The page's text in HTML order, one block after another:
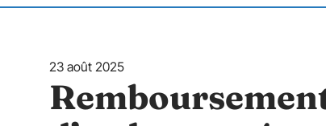
23 août 2025